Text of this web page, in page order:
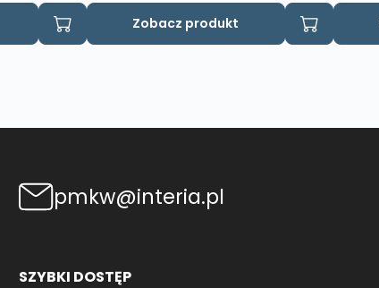
Zobacz produkt
pmkw@interia.pl
SZYBKI DOSTĘP